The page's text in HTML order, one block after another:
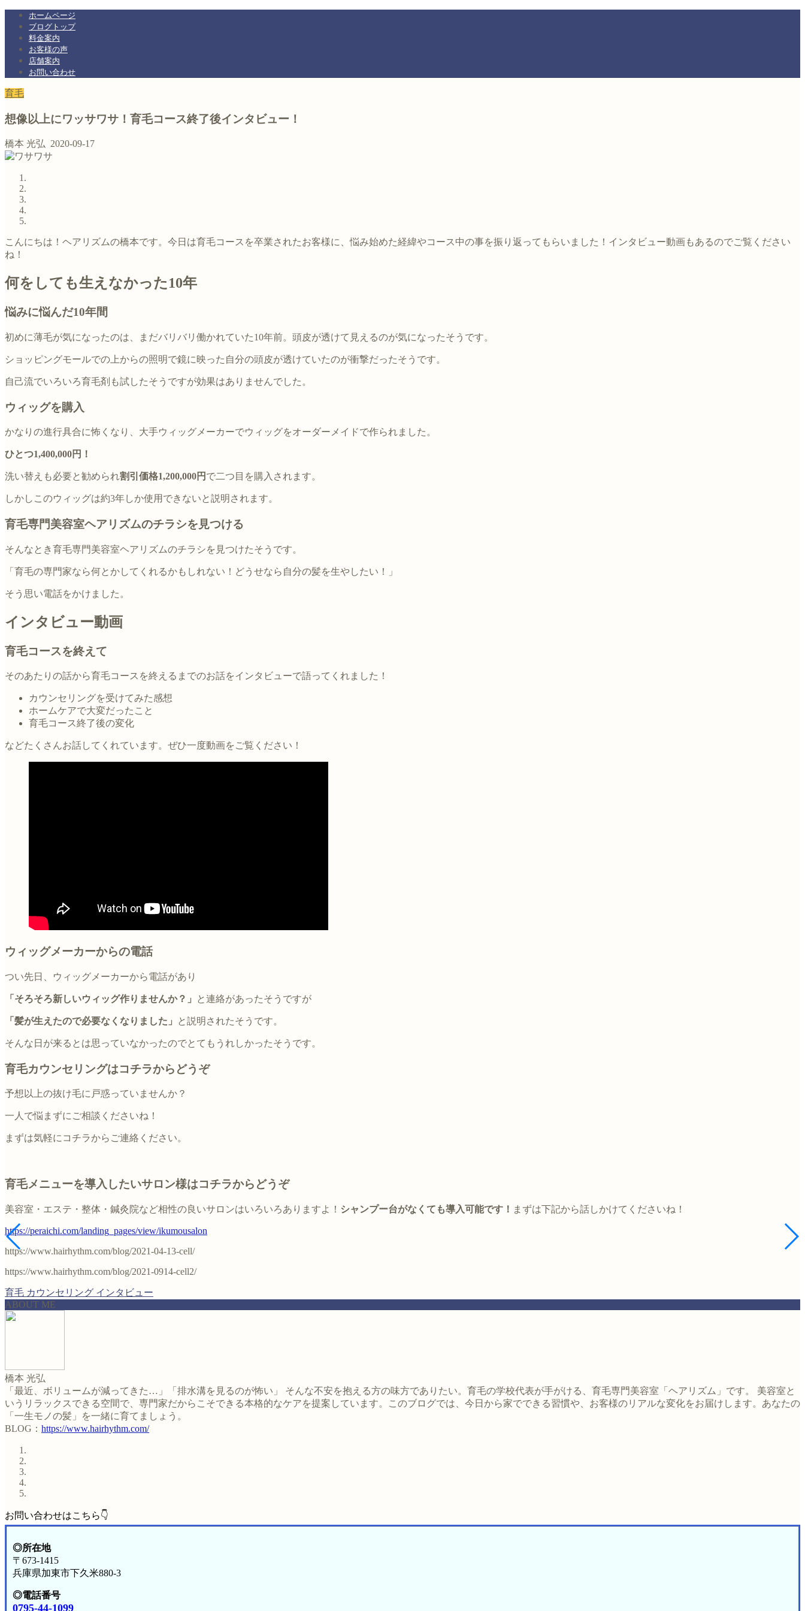
ホームページ
ブログトップ
料金案内
お客様の声
店舗案内
お問い合わせ
育毛
想像以上にワッサワサ！育毛コース終了後インタビュー！
橋本 光弘 2020-09-17
こんにちは！ヘアリズムの橋本です。今日は育毛コースを卒業されたお客様に、悩み始めた経緯やコース中の事を振り返ってもらいました！インタビュー動画もあるのでご覧ください
ね！
何をしても生えなかった10年
悩みに悩んだ10年間
初めに薄毛が気になったのは、まだバリバリ働かれていた10年前。頭皮が透けて見えるのが気になったそうです。
ショッピングモールでの上からの照明で鏡に映った自分の頭皮が透けていたのが衝撃だったそうです。
自己流でいろいろ育毛剤も試したそうですが効果はありませんでした。
ウィッグを購入
かなりの進行具合に怖くなり、大手ウィッグメーカーでウィッグをオーダーメイドで作られました。
ひとつ1,400,000円！
洗い替えも必要と勧められ割引価格1,200,000円 で二つ目を購入されます。
しかしこのウィッグは約3年しか使用できないと説明されます。
育毛専門美容室ヘアリズムのチラシを見つける
そんなとき育毛専門美容室ヘアリズムのチラシを見つけたそうです。
「育毛の専門家なら何とかしてくれるかもしれない！どうせなら自分の髪を生やしたい！」
そう思い電話をかけました。
インタビュー動画
育毛コースを終えて
そのあたりの話から育毛コースを終えるまでのお話をインタビューで語ってくれました！
カウンセリングを受けてみた感想
ホームケアで大変だったこと
育毛コース終了後の変化
などたくさんお話してくれています。ぜひ一度動画をご覧ください！
ウィッグメーカーからの電話
つい先日、ウィッグメーカーから電話があり
「そろそろ新しいウィッグ作りませんか？」 と連絡があったそうですが
「髪が生えたので必要なくなりました」 と説明されたそうです。
そんな日が来るとは思っていなかったのでとてもうれしかったそうです。
育毛カウンセリングはコチラからどうぞ
予想以上の抜け毛に戸惑っていませんか？
一人で悩まずにご相談くださいね！
まずは気軽にコチラからご連絡ください。
育毛メニューを導入したいサロン様はコチラからどうぞ
美容室・エステ・整体・鍼灸院など相性の良いサロンはいろいろありますよ！ シャンプー台がなくても導入可能です！ まずは下記から話しかけてくださいね！
https://peraichi.com/landing_pages/view/ikumousalon
https://www.hairhythm.com/blog/2021-04-13-cell/
https://www.hairhythm.com/blog/2021-0914-cell2/
育毛 カウンセリング インタビュー
ABOUT ME
橋本 光弘
「最近、ボリュームが減ってきた…」「排水溝を見るのが怖い」 そんな不安を抱える方の味方でありたい。育毛の学校代表が手がける、育毛専門美容室「ヘアリズム」です。 美容室と
いうリラックスできる空間で、専門家だからこそできる本格的なケアを提案しています。このブログでは、今日から家でできる習慣や、お客様のリアルな変化をお届けします。あなたの
「一生モノの髪」を一緒に育てましょう。
BLOG： https://www.hairhythm.com/
お問い合わせはこちら👇
◎所在地
〒673-1415
兵庫県加東市下久米880-3
◎電話番号
0795-44-1099